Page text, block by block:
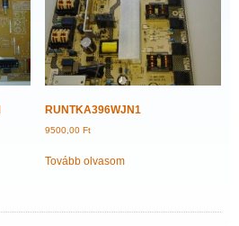
RUNTKA396WJN1
9500,00 Ft
Tovább olvasom